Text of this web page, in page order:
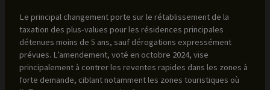
Le principal changement porte sur le rétablissement de la
taxation des plus-values pour les résidences principales
détenues moins de 5 ans, sauf dérogations expressément
prévues. L’amendement, voté en octobre 2024, vise
principalement à contrer les reventes rapides dans les zones à
forte demande, ciblant notamment les zones touristiques où